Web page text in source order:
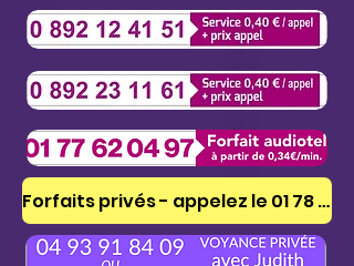
Forfaits privés - appelez le 01 78 41 53 51